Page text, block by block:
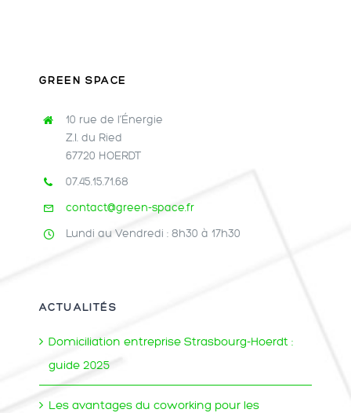
GREEN SPACE
10 rue de l’Énergie
Z.I. du Ried
67720 HOERDT
07.45.15.71.68
contact@green-space.fr
Lundi au Vendredi : 8h30 à 17h30
ACTUALITÉS
Domiciliation entreprise Strasbourg-Hoerdt :
guide 2025
Les avantages du coworking pour les